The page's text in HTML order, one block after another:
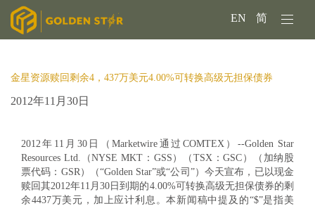
EN 简
金星资源赎回剩余4，437万美元4.00%可转换高级无担保债券
2012年11月30日
2012年11月30日（Marketwire通过COMTEX）--Golden Star
Resources Ltd.（NYSE MKT：GSS）（TSX：GSC）（加纳股
票代码：GSR）（“Golden Star”或“公司”）今天宣布，已以现金
赎回其2012年11月30日到期的4.00%可转换高级无担保债券的剩
余4437万美元，加上应计利息。本新闻稿中提及的“$”是指美